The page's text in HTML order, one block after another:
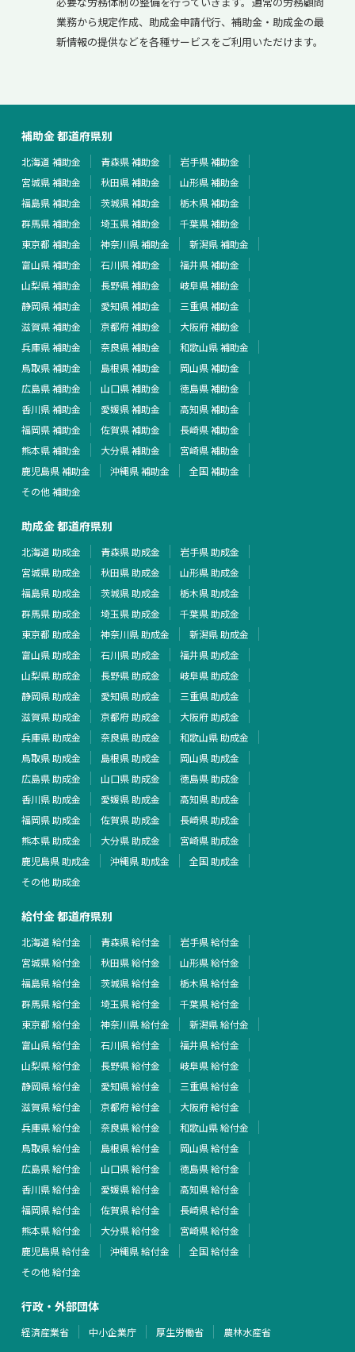
業務から規定作成、助成金申請代行、補助金・助成金の最
新情報の提供などを各種サービスをご利用いただけます。
補助金 都道府県別
北海道 補助金 青森県 補助金
岩手県 補助金
宮城県 補助金
秋田県 補助金
山形県 補助金
福島県 補助金
茨城県 補助金
栃木県 補助金
群馬県 補助金
埼玉県 補助金
千葉県 補助金
東京都 補助金
神奈川県 補助金
新潟県 補助金
富山県 補助金
石川県 補助金
福井県 補助金
山梨県 補助金
長野県 補助金
岐阜県 補助金
静岡県 補助金
愛知県 補助金
三重県 補助金
滋賀県 補助金
京都府 補助金
大阪府 補助金
兵庫県 補助金
奈良県 補助金
和歌山県 補助金
鳥取県 補助金
島根県 補助金
岡山県 補助金
広島県 補助金
山口県 補助金
徳島県 補助金
香川県 補助金
愛媛県 補助金
高知県 補助金
福岡県 補助金
佐賀県 補助金
長崎県 補助金
熊本県 補助金
大分県 補助金
宮崎県 補助金
鹿児島県 補助金
沖縄県 補助金
全国 補助金
その他 補助金
助成金 都道府県別
北海道 助成金 青森県 助成金
岩手県 助成金
宮城県 助成金
秋田県 助成金
山形県 助成金
福島県 助成金
茨城県 助成金
栃木県 助成金
群馬県 助成金
埼玉県 助成金
千葉県 助成金
東京都 助成金
神奈川県 助成金
新潟県 助成金
富山県 助成金
石川県 助成金
福井県 助成金
山梨県 助成金
長野県 助成金
岐阜県 助成金
静岡県 助成金
愛知県 助成金
三重県 助成金
滋賀県 助成金
京都府 助成金
大阪府 助成金
兵庫県 助成金
奈良県 助成金
和歌山県 助成金
鳥取県 助成金
島根県 助成金
岡山県 助成金
広島県 助成金
山口県 助成金
徳島県 助成金
香川県 助成金
愛媛県 助成金
高知県 助成金
福岡県 助成金
佐賀県 助成金
長崎県 助成金
熊本県 助成金
大分県 助成金
宮崎県 助成金
鹿児島県 助成金
沖縄県 助成金
全国 助成金
その他 助成金
給付金 都道府県別
北海道 給付金 青森県 給付金
岩手県 給付金
宮城県 給付金
秋田県 給付金
山形県 給付金
福島県 給付金
茨城県 給付金
栃木県 給付金
群馬県 給付金
埼玉県 給付金
千葉県 給付金
東京都 給付金
神奈川県 給付金
新潟県 給付金
富山県 給付金
石川県 給付金
福井県 給付金
山梨県 給付金
長野県 給付金
岐阜県 給付金
静岡県 給付金
愛知県 給付金
三重県 給付金
滋賀県 給付金
京都府 給付金
大阪府 給付金
兵庫県 給付金
奈良県 給付金
和歌山県 給付金
鳥取県 給付金
島根県 給付金
岡山県 給付金
広島県 給付金
山口県 給付金
徳島県 給付金
香川県 給付金
愛媛県 給付金
高知県 給付金
福岡県 給付金
佐賀県 給付金
長崎県 給付金
熊本県 給付金
大分県 給付金
宮崎県 給付金
鹿児島県 給付金
沖縄県 給付金
全国 給付金
その他 給付金
行政・外部団体
経済産業省 中小企業庁 厚生労働省 農林水産省